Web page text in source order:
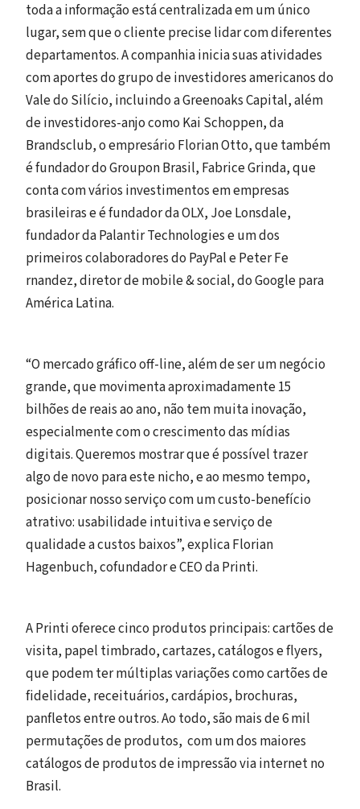
toda a informação está centralizada em um único
lugar, sem que o cliente precise lidar com diferentes
departamentos. A companhia inicia suas atividades
com aportes do grupo de investidores americanos do
Vale do Silício, incluindo a Greenoaks Capital, além
de investidores-anjo como Kai Schoppen, da
Brandsclub, o empresário Florian Otto, que também
é fundador do Groupon Brasil, Fabrice Grinda, que
conta com vários investimentos em empresas
brasileiras e é fundador da OLX, Joe Lonsdale,
fundador da Palantir Technologies e um dos
primeiros colaboradores do PayPal e Peter Fe
rnandez, diretor de mobile & social, do Google para
América Latina.
“O mercado gráfico off-line, além de ser um negócio
grande, que movimenta aproximadamente 15
bilhões de reais ao ano, não tem muita inovação,
especialmente com o crescimento das mídias
digitais. Queremos mostrar que é possível trazer
algo de novo para este nicho, e ao mesmo tempo,
posicionar nosso serviço com um custo-benefício
atrativo: usabilidade intuitiva e serviço de
qualidade a custos baixos”, explica Florian
Hagenbuch, cofundador e CEO da Printi.
A Printi oferece cinco produtos principais: cartões de
visita, papel timbrado, cartazes, catálogos e flyers,
que podem ter múltiplas variações como cartões de
fidelidade, receituários, cardápios, brochuras,
panfletos entre outros. Ao todo, são mais de 6 mil
permutações de produtos, com um dos maiores
catálogos de produtos de impressão via internet no
Brasil.